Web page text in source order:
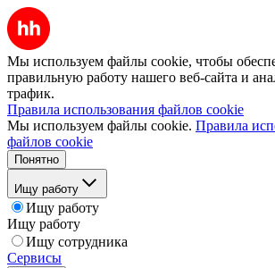
Мы используем файлы cookie, чтобы
правильную работу нашего веб-сайта и
трафик.
Правила использования файлов cookie
Мы используем файлы cookie. Правила
файлов cookie
Понятно
Ищу работу
Ищу работу
Ищу работу
Ищу сотрудника
Сервисы